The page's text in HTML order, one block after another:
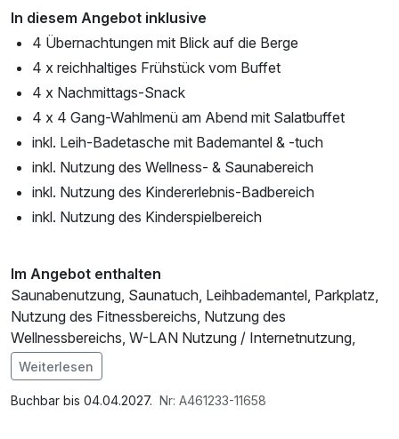
In diesem Angebot inklusive
4 Übernachtungen mit Blick auf die Berge
4 x reichhaltiges Frühstück vom Buffet
4 x Nachmittags-Snack
4 x 4 Gang-Wahlmenü am Abend mit Salatbuffet
inkl. Leih-Badetasche mit Bademantel & -tuch
inkl. Nutzung des Wellness- & Saunabereich
inkl. Nutzung des Kindererlebnis-Badbereich
inkl. Nutzung des Kinderspielbereich
Im Angebot enthalten
Saunabenutzung, Saunatuch, Leihbademantel, Parkplatz,
Nutzung des Fitnessbereichs, Nutzung des
Wellnessbereichs, W-LAN Nutzung / Internetnutzung,
Badetasche mit Bademantel und -tücher
Weiterlesen
Buchbar bis 04.04.2027. Nr: A461233-11658